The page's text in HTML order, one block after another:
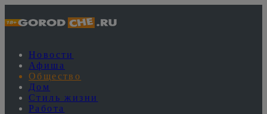
Новости
Афиша
Общество
Дом
Стиль жизни
Работа